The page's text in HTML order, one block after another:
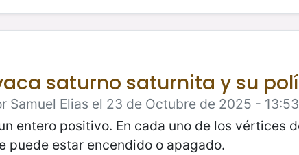
saturno saturnita y su
Samuel Elias el 23 de Octubre de 2025 -
entero positivo. En cada uno de los vértices
puede estar encendido o apagado.